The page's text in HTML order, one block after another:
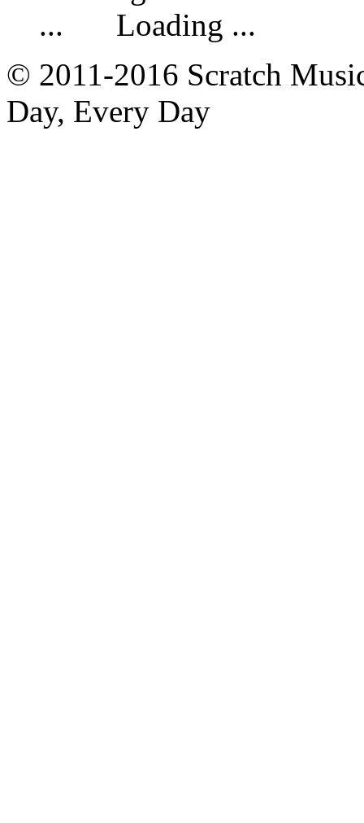
Loading ...
© 2011-2016 Scratch
Day, Every Day